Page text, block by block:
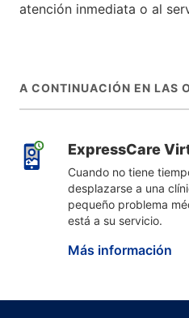
atención inmediata o al
A CONTINUACIÓN EN LAS
ExpressCare
Cuando no tiene
desplazarse a una
pequeño problema
está a su servicio.
Más información